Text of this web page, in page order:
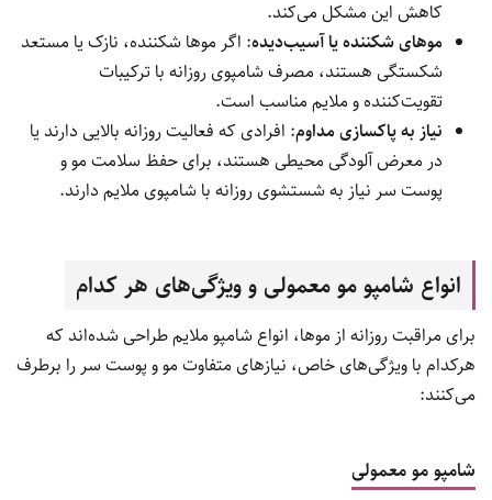
کاهش این مشکل می‌کند.
موهای شکننده یا آسیب‌دیده: اگر موها شکننده، نازک یا مستعد
شکستگی هستند، مصرف شامپوی روزانه با ترکیبات
تقویت‌کننده و ملایم مناسب است.
نیاز به پاکسازی مداوم: افرادی که فعالیت روزانه بالایی دارند یا
در معرض آلودگی محیطی هستند، برای حفظ سلامت مو و
پوست سر نیاز به شستشوی روزانه با شامپوی ملایم دارند.
انواع شامپو مو معمولی و ویژگی‌های هر کدام
برای مراقبت روزانه از موها، انواع شامپو ملایم طراحی شده‌اند که
هرکدام با ویژگی‌های خاص، نیازهای متفاوت مو و پوست سر را برطرف
می‌کنند:
شامپو مو معمولی